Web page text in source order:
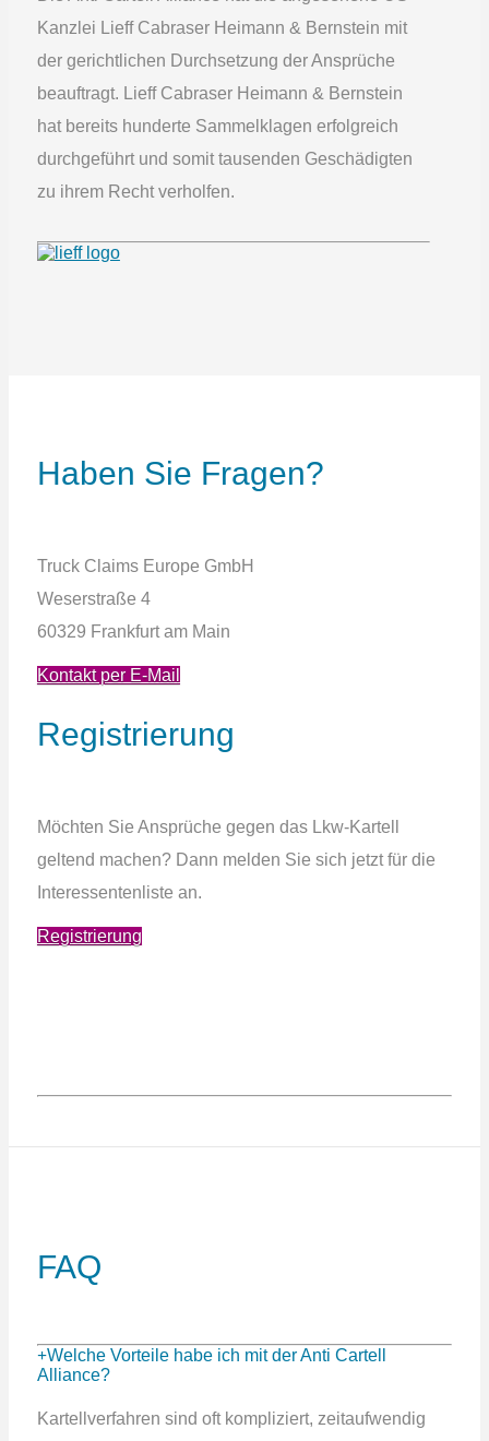
Kanzlei Lieff Cabraser Heimann & Bernstein mit
der gerichtlichen Durchsetzung der Ansprüche
beauftragt. Lieff Cabraser Heimann & Bernstein
hat bereits hunderte Sammelklagen erfolgreich
durchgeführt und somit tausenden Geschädigten
zu ihrem Recht verholfen.
Haben Sie Fragen?
Truck Claims Europe GmbH
Weserstraße 4
60329 Frankfurt am Main
Kontakt per E-Mail
Registrierung
Möchten Sie Ansprüche gegen das Lkw-Kartell
geltend machen? Dann melden Sie sich jetzt für die
Interessentenliste an.
Registrierung
FAQ
Welche Vorteile habe ich mit der Anti Cartell
Alliance?
Kartellverfahren sind oft kompliziert, zeitaufwendig